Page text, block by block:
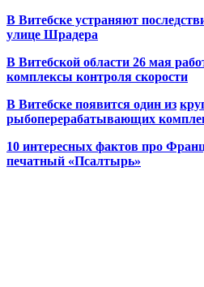
В Витебске устраняют
улице Шрадера
В Витебской области 26 мая
комплексы контроля скорости
В Витебске появится один из
рыбоперерабатывающих
10 интересных фактов про
печатный «Псалтырь»